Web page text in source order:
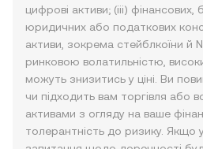
цифрові активи; (iii) фінансових,
юридичних або податкових
активи, зокрема стейблкоїни й
ринковою волатильністю,
можуть знизитись у ціні. Ви
чи підходить вам торгівля або
активами з огляду на ваше
толерантність до ризику. Якщо